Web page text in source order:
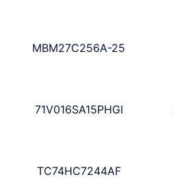
MBM27C256A-25
71V016SA15PHGI
TC74HC7244AF